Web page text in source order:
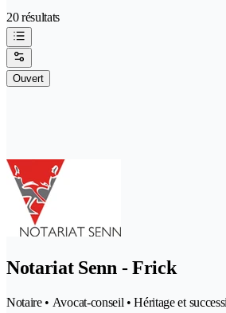
20 résultats
Ouvert
Notariat Senn - Frick
Notaire • Avocat-conseil • Héritage et